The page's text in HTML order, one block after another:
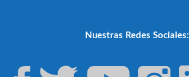
Nuestras Redes Sociales: